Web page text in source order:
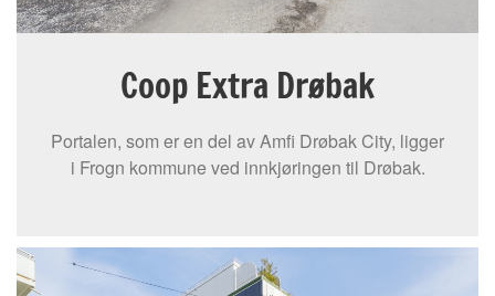
Coop Extra Drøbak
Portalen, som er en del av Amfi Drøbak City, ligger
i Frogn kommune ved innkjøringen til Drøbak.